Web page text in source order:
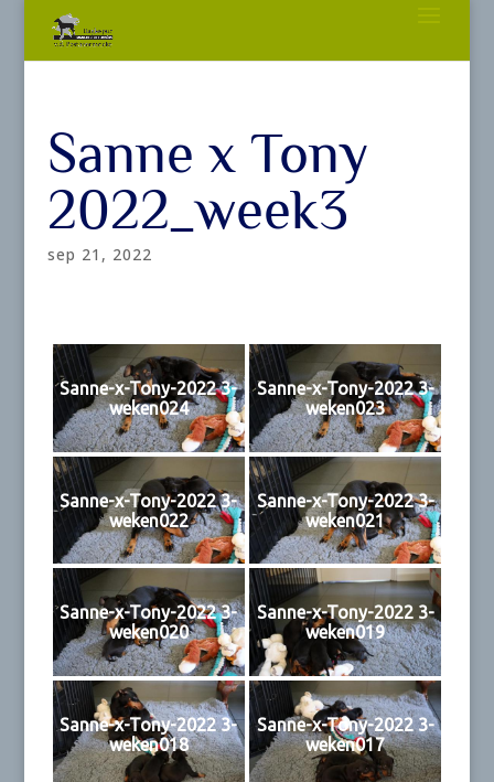
Sanne x Tony
2022_week3
sep 21, 2022
Sanne-x-Tony-2022 3-
weken024
Sanne-x-Tony-2022 3-
weken023
Sanne-x-Tony-2022 3-
weken022
Sanne-x-Tony-2022 3-
weken021
Sanne-x-Tony-2022 3-
weken020
Sanne-x-Tony-2022 3-
weken019
Sanne-x-Tony-2022 3-
weken018
Sanne-x-Tony-2022 3-
weken017